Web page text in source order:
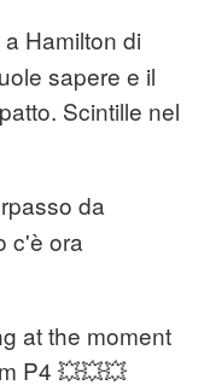
Hamilton di
sapere e il
Scintille nel
da
c'è ora
at the moment
P4 💥💥💥